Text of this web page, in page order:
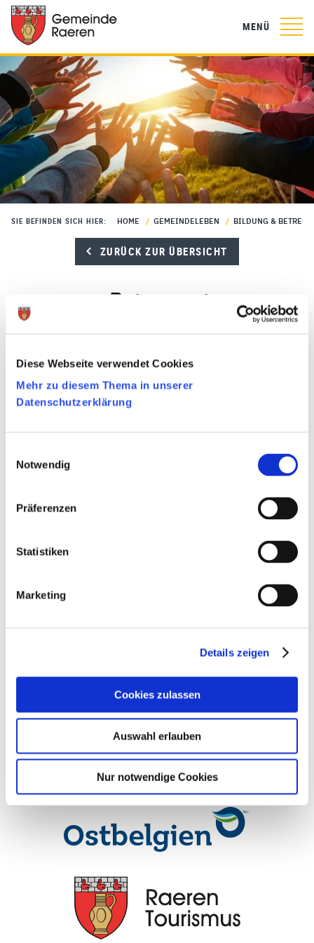
Diese Webseite verwendet Cookies
Mehr zu diesem Thema in unserer
Datenschutzerklärung
Notwendig
Präferenzen
Statistiken
Marketing
Details zeigen
Cookies zulassen
Auswahl erlauben
Nur notwendige Cookies
MENÜ
SIE BEFINDEN SICH HIER: HOME / GEMEINDELEBEN / BILDUNG &
ZURÜCK ZUR ÜBERSICHT
Betreuung
unterschiedliche Betreuungsformen in der
Gemeinde Raeren. Hier erhalten Sie eine
diesbezügliche Übersicht.
Kaleido – das Zentrum für die gesunde
Entwicklung von Kindern und
ZKB
Selbstständige Tagesmütter